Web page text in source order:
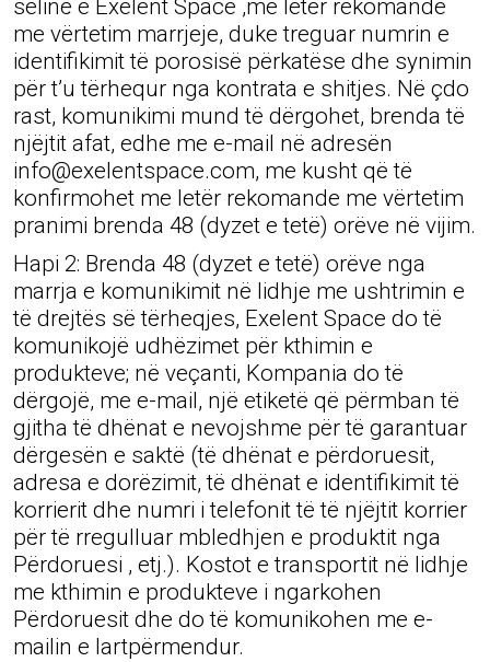
selinë e Exelent Space ,me letër rekomande
me vërtetim marrjeje, duke treguar numrin e
identifikimit të porosisë përkatëse dhe synimin
për t’u tërhequr nga kontrata e shitjes. Në çdo
rast, komunikimi mund të dërgohet, brenda të
njëjtit afat, edhe me e-mail në adresën
info@exelentspace.com, me kusht që të
konfirmohet me letër rekomande me vërtetim
pranimi brenda 48 (dyzet e tetë) orëve në vijim.
Hapi 2: Brenda 48 (dyzet e tetë) orëve nga
marrja e komunikimit në lidhje me ushtrimin e
të drejtës së tërheqjes, Exelent Space do të
komunikojë udhëzimet për kthimin e
produkteve; në veçanti, Kompania do të
dërgojë, me e-mail, një etiketë që përmban të
gjitha të dhënat e nevojshme për të garantuar
dërgesën e saktë (të dhënat e përdoruesit,
adresa e dorëzimit, të dhënat e identifikimit të
korrierit dhe numri i telefonit të të njëjtit korrier
për të rregulluar mbledhjen e produktit nga
Përdoruesi , etj.). Kostot e transportit në lidhje
me kthimin e produkteve i ngarkohen
Përdoruesit dhe do të komunikohen me e-
mailin e lartpërmendur.